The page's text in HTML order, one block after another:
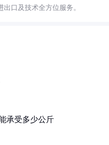
口及技术全方位服务。
承受多少公斤